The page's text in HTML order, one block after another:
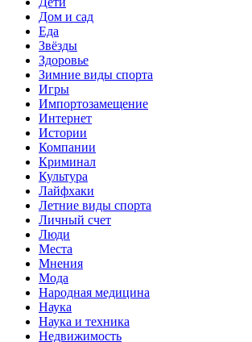
Дом и сад
Еда
Звёзды
Здоровье
Зимние виды спорта
Игры
Импортозамещение
Интернет
Истории
Компании
Криминал
Культура
Лайфхаки
Летние виды спорта
Личный счет
Люди
Места
Мнения
Мода
Народная медицина
Наука
Наука и техника
Недвижимость